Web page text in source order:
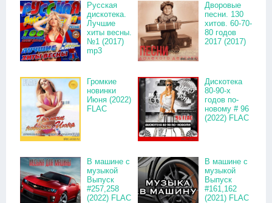
Русская
дискотека.
Лучшие
хиты весны.
№1 (2017)
mp3
Дворовые
песни. 130
хитов. 60-70-
80 годов
2017 (2017)
Громкие
новинки
Июня (2022)
FLAC
Дискотека
80-90-х
годов по-
новому # 96
(2022) FLAC
В машине с
музыкой
Выпуск
#257,258
(2022) FLAC
В машине с
музыкой
Выпуск
#161,162
(2021) FLAC